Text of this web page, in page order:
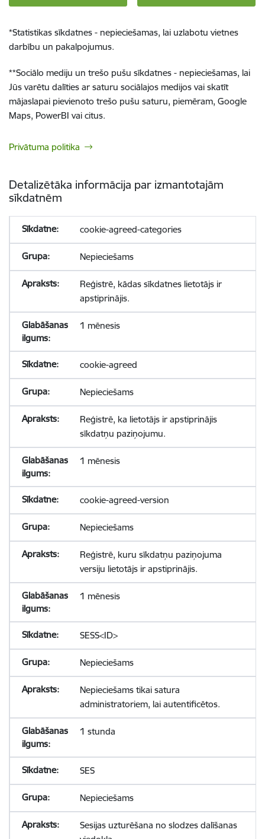
*Statistikas sīkdatnes - nepieciešamas, lai uzlabotu vietnes
darbību un pakalpojumus.
**Sociālo mediju un trešo pušu sīkdatnes - nepieciešamas, lai
Jūs varētu dalīties ar saturu sociālajos medijos vai skatīt
mājaslapai pievienoto trešo pušu saturu, piemēram, Google
Maps, PowerBI vai citus.
Privātuma politika
Detalizētāka informācija par izmantotajām
sīkdatnēm
cookie-agreed-categories
Nepieciešams
Reģistrē, kādas sīkdatnes lietotājs ir
apstiprinājis.
1 mēnesis
cookie-agreed
Nepieciešams
Reģistrē, ka lietotājs ir apstiprinājis
sīkdatņu paziņojumu.
1 mēnesis
cookie-agreed-version
Nepieciešams
Reģistrē, kuru sīkdatņu paziņojuma
versiju lietotājs ir apstiprinājis.
1 mēnesis
SESS<ID>
Nepieciešams
Nepieciešams tikai satura
administratoriem, lai autentificētos.
1 stunda
SES
Nepieciešams
Sesijas uzturēšana no slodzes dalīšanas